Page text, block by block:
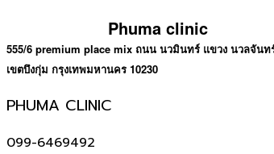
Phuma clinic
555/6 premium place mix ถนน นวมินทร์ แขวง นวลจันท
เขตบึงกุ่ม กรุงเทพมหานคร 10230
PHUMA CLINIC
099-6469492